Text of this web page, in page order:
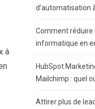
à
d’automatisation
Comment réduire
informatique en
HubSpot
Mailchimp : quel
Attirer plus de